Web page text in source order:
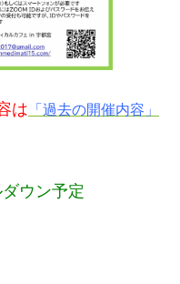
は 「過去の開催内容」
ウン予定